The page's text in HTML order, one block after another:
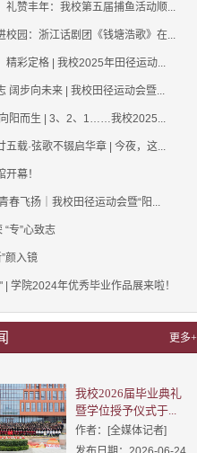
礼赞丰年：我校第五届捕鱼活动顺...
校园：浙江话剧团《钱塘浩歌》在...
精彩定格 | 我校2025年田径运动...
阔步向未来 | 我校田径运动会暨...
阳而生 | 3、2、1……我校2025...
五载·弦歌不辍启华章 | 今夜，这...
开幕！
春飞扬｜我校田径运动会暨“阳...
“专”心致志
颜入镜
| 学院2024年优秀毕业作品展来啦！
更多+
我校2026届毕业典礼
暨学位授予仪式于...
作者：[全媒体记者]